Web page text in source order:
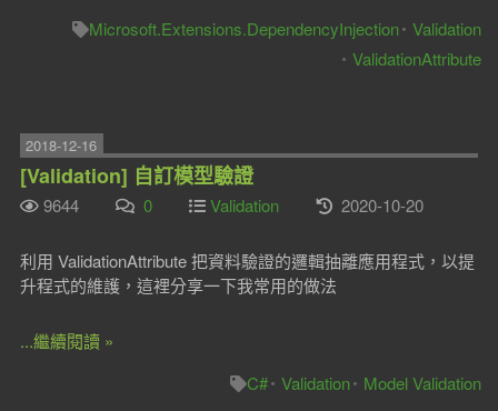
Microsoft.Extensions.DependencyInjection Validation
ValidationAttribute
2018-12-16
[Validation] 自訂模型驗證
9644 0 Validation 2020-10-20
利用 ValidationAttribute 把資料驗證的邏輯抽離應用程式，以提
升程式的維護，這裡分享一下我常用的做法
...繼續閱讀 »
C# Validation Model Validation